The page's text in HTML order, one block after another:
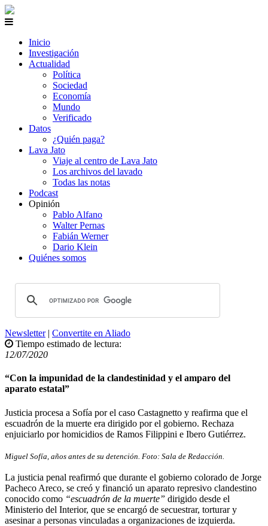
Inicio
Investigación
Actualidad
Política
Sociedad
Economía
Mundo
Verificado
Datos
¿Quién paga?
Lava Jato
Viaje al centro de Lava Jato
Los archivos del lavado
Todas las notas
Podcast
Opinión
Pablo Alfano
Walter Pernas
Fabián Werner
Dario Klein
Quiénes somos
Newsletter| Convertite en Aliado
Tiempo estimado de lectura:
12/07/2020
“Con la impunidad de la clandestinidad y el amparo del
aparato estatal”
Justicia procesa a Sofía por el caso Castagnetto y reafirma que el
escuadrón de la muerte era dirigido por el gobierno. Rechaza
enjuiciarlo por homicidios de Ramos Filippini e Ibero Gutiérrez.
Miguel Sofía, años antes de su detención. Foto: Sala de Redacción.
La justicia penal reafirmó que durante el gobierno colorado de Jorge
Pacheco Areco, se creó y financió un aparato represivo clandestino
conocido como “escuadrón de la muerte” dirigido desde el
Ministerio del Interior, que se encargó de secuestrar, torturar y
asesinar a personas vinculadas a organizaciones de izquierda.